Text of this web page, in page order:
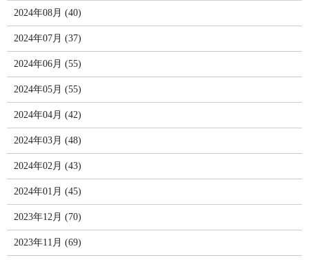
2024年08月 (40)
2024年07月 (37)
2024年06月 (55)
2024年05月 (55)
2024年04月 (42)
2024年03月 (48)
2024年02月 (43)
2024年01月 (45)
2023年12月 (70)
2023年11月 (69)